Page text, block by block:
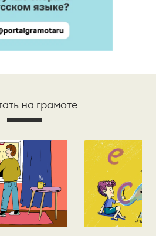
на грамоте